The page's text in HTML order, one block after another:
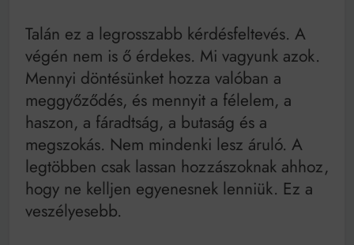
Talán ez a legrosszabb kérdésfeltevés. A
végén nem is ő érdekes. Mi vagyunk azok.
Mennyi döntésünket hozza valóban a
meggyőződés, és mennyit a félelem, a
haszon, a fáradtság, a butaság és a
megszokás. Nem mindenki lesz áruló. A
legtöbben csak lassan hozzászoknak ahhoz,
hogy ne kelljen egyenesnek lenniük. Ez a
veszélyesebb.